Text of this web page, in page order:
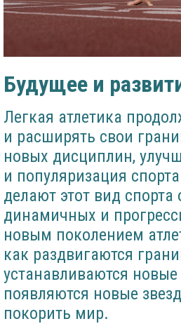
Будущее и
Легкая атлетика
и расширять свои
новых дисциплин,
и популяризация
делают этот вид
динамичных и
новым поколением
как раздвигаются
устанавливаются
появляются новые
покорить мир.